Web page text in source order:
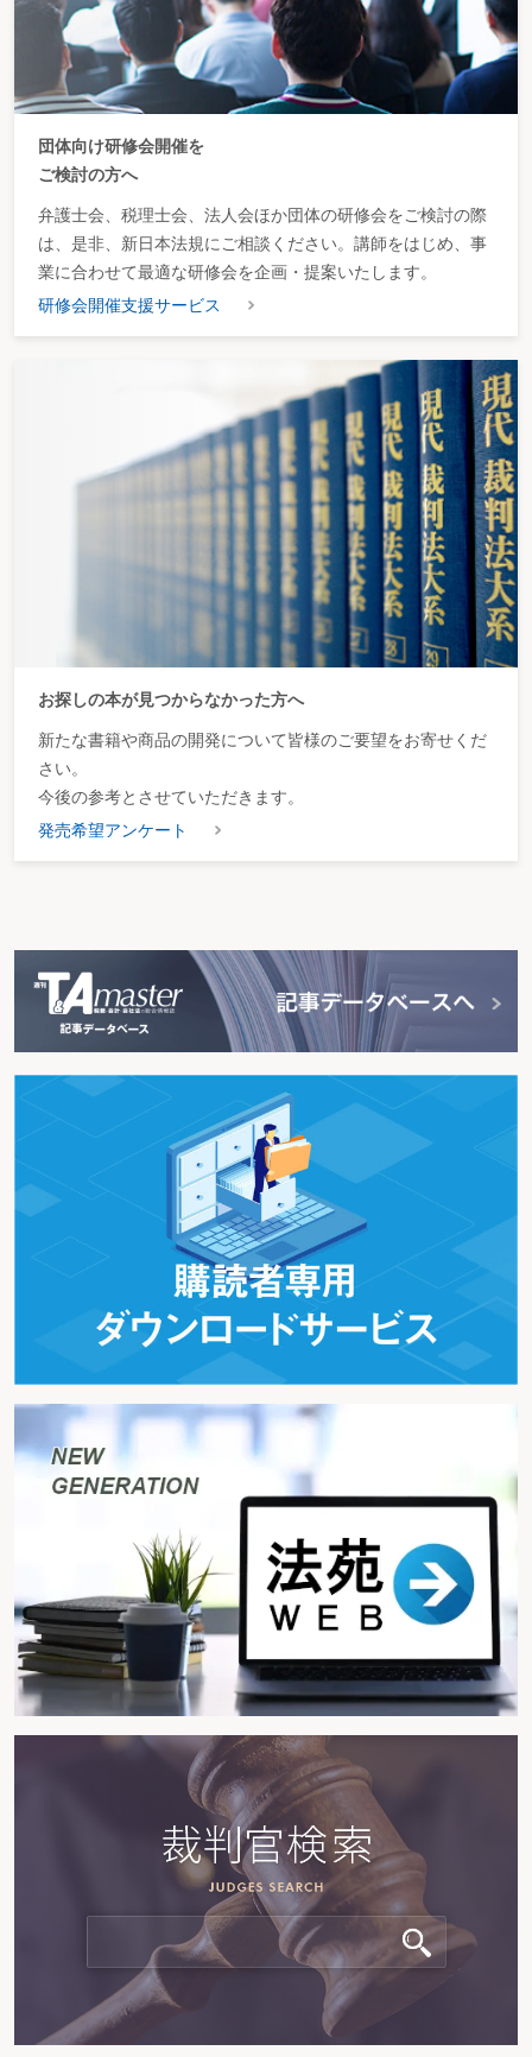
団体向け研修会開催を
ご検討の方へ
弁護士会、税理士会、法人会ほか団体の研修会をご検討の際
は、是非、新日本法規にご相談ください。講師をはじめ、事
業に合わせて最適な研修会を企画・提案いたします。
研修会開催支援サービス
お探しの本が見つからなかった方へ
新たな書籍や商品の開発について皆様のご要望をお寄せくだ
さい。
今後の参考とさせていただきます。
発売希望アンケート